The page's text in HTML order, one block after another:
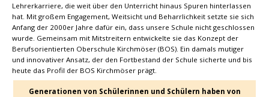
Lehrerkarriere, die weit über den Unterricht hinaus Spuren hinterlassen
hat. Mit großem Engagement, Weitsicht und Beharrlichkeit setzte sie sich
Anfang der 2000er Jahre dafür ein, dass unsere Schule nicht geschlossen
wurde. Gemeinsam mit Mitstreitern entwickelte sie das Konzept der
Berufsorientierten Oberschule Kirchmöser (BOS). Ein damals mutiger
und innovativer Ansatz, der den Fortbestand der Schule sicherte und bis
heute das Profil der BOS Kirchmöser prägt.
Generationen von Schülerinnen und Schülern haben von